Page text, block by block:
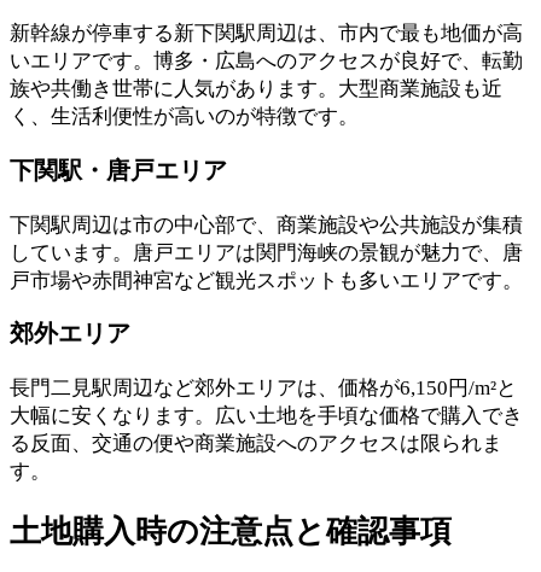
新幹線が停車する新下関駅周辺は、市内で最も地価が高
いエリアです。博多・広島へのアクセスが良好で、転勤
族や共働き世帯に人気があります。大型商業施設も近
く、生活利便性が高いのが特徴です。
下関駅・唐戸エリア
下関駅周辺は市の中心部で、商業施設や公共施設が集積
しています。唐戸エリアは関門海峡の景観が魅力で、唐
戸市場や赤間神宮など観光スポットも多いエリアです。
郊外エリア
長門二見駅周辺など郊外エリアは、価格が6,150円/m²と
大幅に安くなります。広い土地を手頃な価格で購入でき
る反面、交通の便や商業施設へのアクセスは限られま
す。
土地購入時の注意点と確認事項